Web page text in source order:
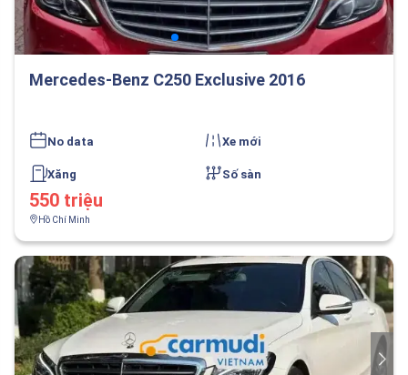
Mercedes-Benz C250 Exclusive 2016
No data Xe mới
Xăng Số sàn
550 triệu
Hồ Chí Minh